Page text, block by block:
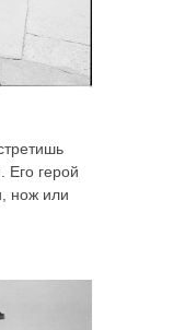
Его герой
нож или